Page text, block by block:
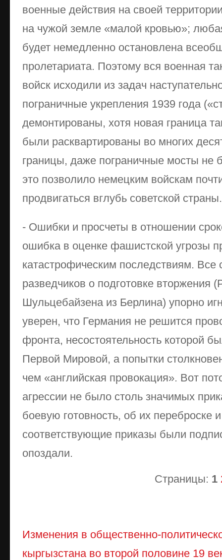
военные действия на своей
на чужой земле «малой кровью»;
будет немедленно остановлена
пролетариата. Поэтому вся военная
войск исходили из задач
пограничные укрепления 1939 года
демонтированы, хотя новая граница
были расквартированы во многих
границы, даже пограничные мосты не
это позволило немецким войскам
продвигаться вглубь советской страны.
- Ошибки и просчеты в отношении
ошибка в оценке фашистской угрозы
катастрофическим последствиям. Все
разведчиков о подготовке вторжения
Шульцебайзена из Берлина) упорно
уверен, что Германия не решится
фронта, несостоятельность которой
Первой Мировой, а попытки
чем «английская провокация». Вот
агрессии не было столь значимых
боевую готовность, об их переброске
соответствующие приказы были
опоздали.
Страницы: 1
Изменения в общественно-
кыргызстана во второй половине 19